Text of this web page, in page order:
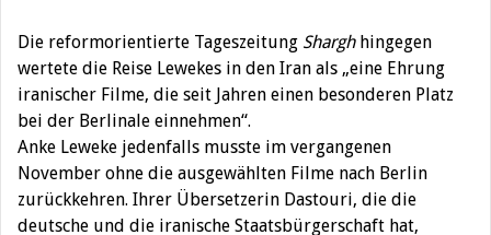
Die reformorientierte Tageszeitung Sharghhingegen
wertete die Reise Lewekes in den Iran als „eine Ehrung
iranischer Filme, die seit Jahren einen besonderen Platz
bei der Berlinale einnehmen“.
Anke Leweke jedenfalls musste im vergangenen
November ohne die ausgewählten Filme nach Berlin
zurückkehren. Ihrer Übersetzerin Dastouri, die die
deutsche und die iranische Staatsbürgerschaft hat,